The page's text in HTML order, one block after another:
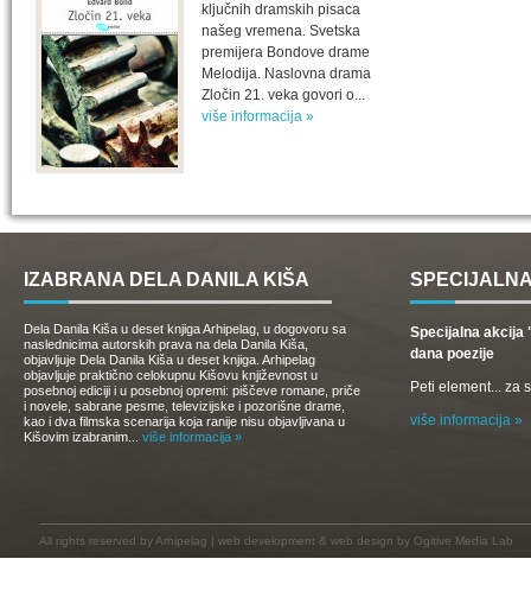
ključnih dramskih pisaca
našeg vremena. Svetska
premijera Bondove drame
Melodija. Naslovna drama
Zločin 21. veka govori o...
više informacija »
IZABRANA DELA DANILA KIŠA
Dela Danila Kiša u deset knjiga Arhipelag, u dogovoru sa
naslednicima autorskih prava na dela Danila Kiša,
objavljuje Dela Danila Kiša u deset knjiga. Arhipelag
objavljuje praktično celokupnu Kišovu književnost u
posebnoj ediciji i u posebnoj opremi: piščeve romane, priče
i novele, sabrane pesme, televizijske i pozorišne drame,
kao i dva filmska scenarija koja ranije nisu objavljivana u
Kišovim izabranim... više informacija »
Specijalna akcija
dana poezije
Peti element... za
više informacija »
All rights reserved by Arhipelag | web development & web design by Ogitive Media Lab